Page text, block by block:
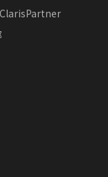
ClarisPartner